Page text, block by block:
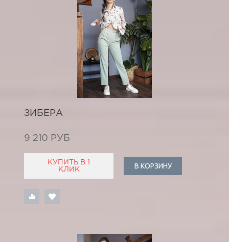
ЗИБЕРА
9 210 РУБ
КУПИТЬ В 1
КЛИК
В КОРЗИНУ